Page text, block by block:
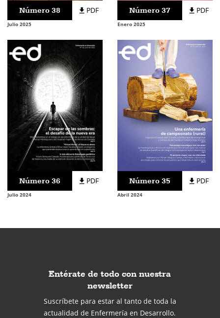
Número 38 PDF
Julio 2025
Número 37 PDF
Enero 2025
Número 36 PDF
Julio 2024
Número 35 PDF
Abril 2024
Entérate de todo con nuestra
newsletter
Suscríbete para estar al tanto de toda la
actualidad de Enfermería en Desarrollo.